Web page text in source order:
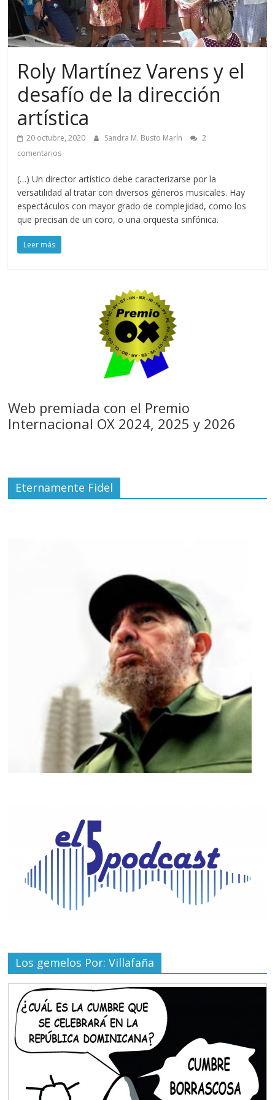
Roly Martínez Varens y el
desafío de la dirección
artística
20 octubre, 2020 Sandra M. Busto Marín
2
comentarios
(…) Un director artístico debe caracterizarse por la
versatilidad al tratar con diversos géneros musicales. Hay
espectáculos con mayor grado de complejidad, como los
que precisan de un coro, o una orquesta sinfónica.
Leer más
Web premiada con el Premio
Internacional OX 2024, 2025 y 2026
Eternamente Fidel
Los gemelos Por: Villafaña